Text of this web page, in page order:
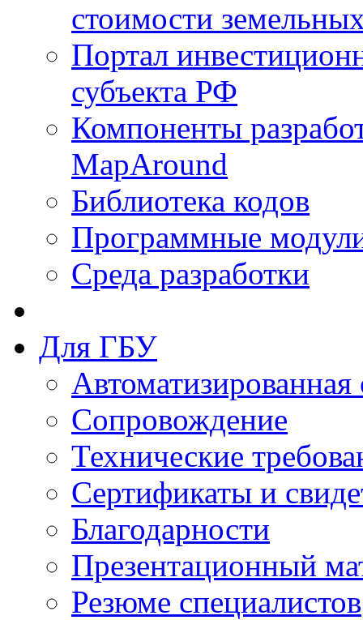
стоимости
Портал
субъекта РФ
Компоненты
MapAround
Библиотека кодов
Программные
Среда разработки
Для ГБУ
Сопровождение
Технические
Сертификаты и
Благодарности
Презентационный
Резюме специалистов